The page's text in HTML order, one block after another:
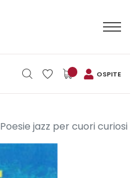
OSPITE
Poesie jazz per cuori curiosi